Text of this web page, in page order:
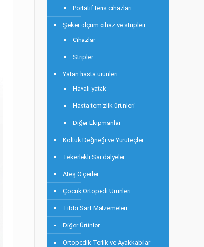
Portatif tens cihazları
Şeker ölçüm cihaz ve stripleri
Cihazlar
Stripler
Yatan hasta ürünleri
Havalı yatak
Hasta temizlik ürünleri
Diğer Ekipmanlar
Koltuk Değneği ve Yürüteçler
Tekerlekli Sandalyeler
Ateş Ölçerler
Çocuk Ortopedi Ürünleri
Tıbbi Sarf Malzemeleri
Diğer Ürünler
Ortopedik Terlik ve Ayakkabılar